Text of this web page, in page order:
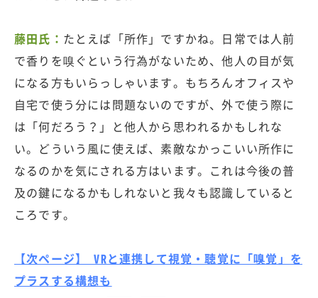
藤田氏： たとえば「所作」ですかね。日常では人前
で香りを嗅ぐという行為がないため、他人の目が気
になる方もいらっしゃいます。もちろんオフィスや
自宅で使う分には問題ないのですが、外で使う際に
は「何だろう？」と他人から思われるかもしれな
い。どういう風に使えば、素敵なかっこいい所作に
なるのかを気にされる方はいます。これは今後の普
及の鍵になるかもしれないと我々も認識していると
ころです。
【次ページ】 VRと連携して視覚・聴覚に「嗅覚」を
プラスする構想も